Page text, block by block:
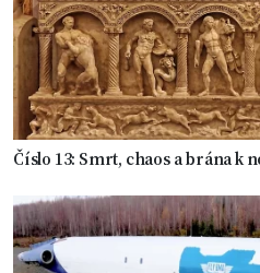
Číslo 13: Smrt, chaos a brána k